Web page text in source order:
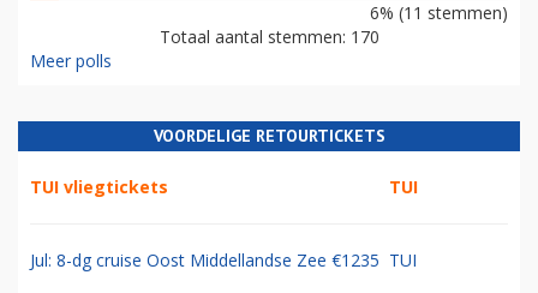
6% (11 stemmen)
Totaal aantal stemmen: 170
Meer polls
VOORDELIGE RETOURTICKETS
TUI vliegtickets TUI
Jul: 8-dg cruise Oost Middellandse Zee €1235 TUI